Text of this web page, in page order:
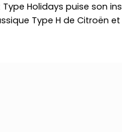
Holidays puise son
Type H de Citroën